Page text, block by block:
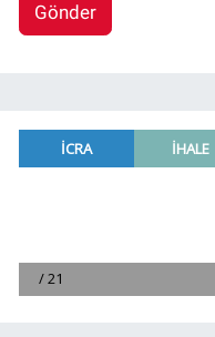
Gönder